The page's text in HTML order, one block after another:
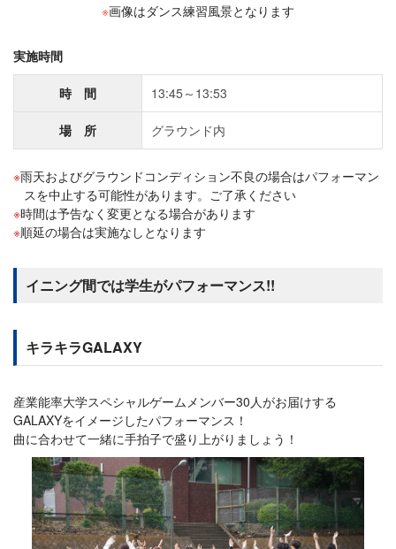
※画像はダンス練習風景となります
実施時間
時 間 13:45～13:53
場 所 グラウンド内
雨天およびグラウンドコンディション不良の場合はパフォーマン
スを中止する可能性があります。ご了承ください
時間は予告なく変更となる場合があります
順延の場合は実施なしとなります
イニング間では学生がパフォーマンス!!
キラキラGALAXY
産業能率大学スペシャルゲームメンバー30人がお届けする
GALAXYをイメージしたパフォーマンス！
曲に合わせて一緒に手拍子で盛り上がりましょう！